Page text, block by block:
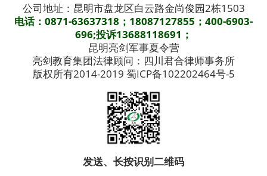
公司地址：昆明市盘龙区白云路金尚俊园2栋1503
电话：0871-63637318；18087127855；400-6903-
696;投诉13688118691；
昆明亮剑军事夏令营
亮剑教育集团法律顾问：四川君合律师事务所
版权所有2014-2019 蜀ICP备102202464号-5
发送、长按识别二维码